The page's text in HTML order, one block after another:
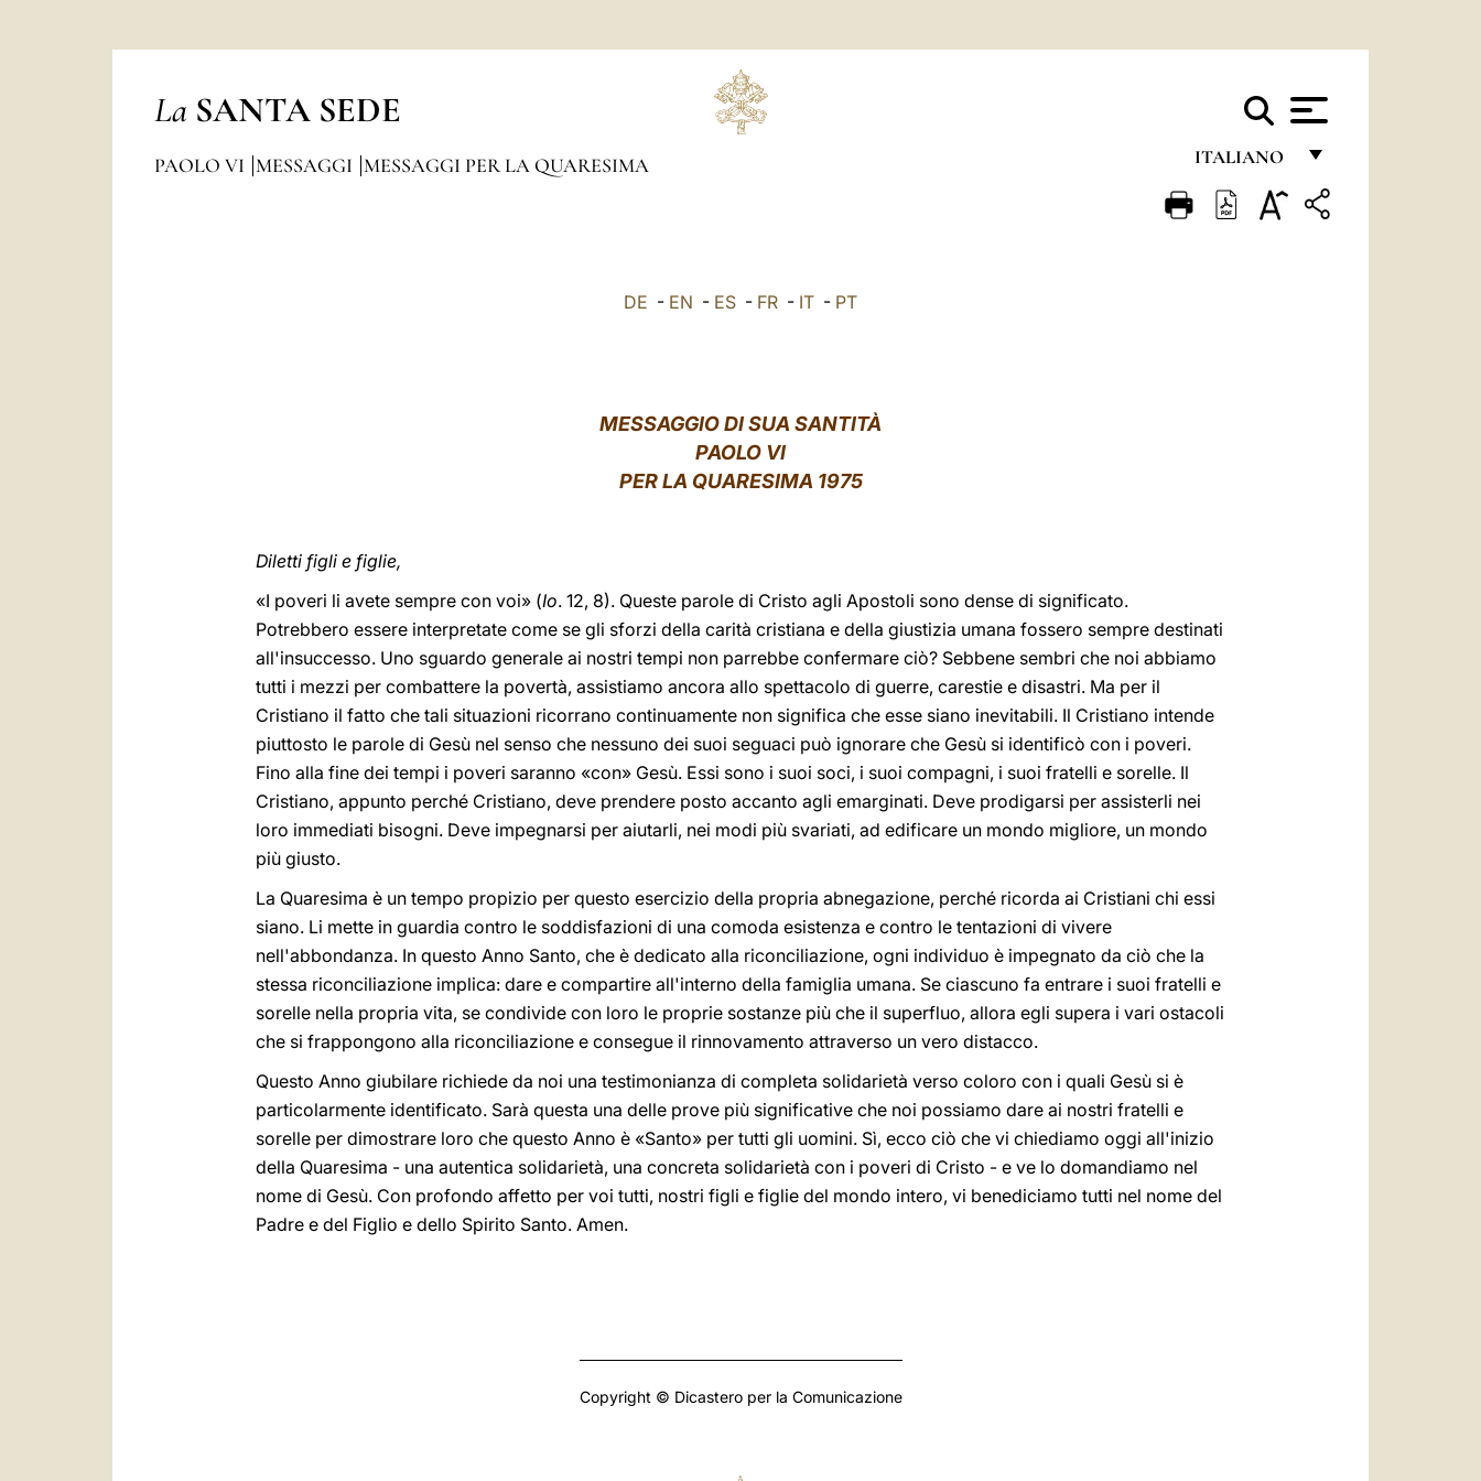
La SANTA SEDE
ITALIANO
FRANÇAIS
PAOLO VI MESSAGGI MESSAGGI PER LA QUARESIMA
DE - EN - ES - FR - IT - PT
MESSAGGIO DI SUA SANTITÀ
PAOLO VI
PER LA QUARESIMA 1975
Diletti figli e figlie,
«I poveri li avete sempre con voi» (Io. 12, 8). Queste parole di Cristo agli Apostoli sono dense di significato.
Potrebbero essere interpretate come se gli sforzi della carità cristiana e della giustizia umana fossero sempre destinati
all'insuccesso. Uno sguardo generale ai nostri tempi non parrebbe confermare ciò? Sebbene sembri che noi abbiamo
tutti i mezzi per combattere la povertà, assistiamo ancora allo spettacolo di guerre, carestie e disastri. Ma per il
Cristiano il fatto che tali situazioni ricorrano continuamente non significa che esse siano inevitabili. Il Cristiano intende
piuttosto le parole di Gesù nel senso che nessuno dei suoi seguaci può ignorare che Gesù si identificò con i poveri.
Fino alla fine dei tempi i poveri saranno «con» Gesù. Essi sono i suoi soci, i suoi compagni, i suoi fratelli e sorelle. Il
Cristiano, appunto perché Cristiano, deve prendere posto accanto agli emarginati. Deve prodigarsi per assisterli nei
loro immediati bisogni. Deve impegnarsi per aiutarli, nei modi più svariati, ad edificare un mondo migliore, un mondo
più giusto.
La Quaresima è un tempo propizio per questo esercizio della propria abnegazione, perché ricorda ai Cristiani chi essi
siano. Li mette in guardia contro le soddisfazioni di una comoda esistenza e contro le tentazioni di vivere
nell'abbondanza. In questo Anno Santo, che è dedicato alla riconciliazione, ogni individuo è impegnato da ciò che la
stessa riconciliazione implica: dare e compartire all'interno della famiglia umana. Se ciascuno fa entrare i suoi fratelli e
sorelle nella propria vita, se condivide con loro le proprie sostanze più che il superfluo, allora egli supera i vari ostacoli
che si frappongono alla riconciliazione e consegue il rinnovamento attraverso un vero distacco.
Questo Anno giubilare richiede da noi una testimonianza di completa solidarietà verso coloro con i quali Gesù si è
particolarmente identificato. Sarà questa una delle prove più significative che noi possiamo dare ai nostri fratelli e
sorelle per dimostrare loro che questo Anno è «Santo» per tutti gli uomini. Sì, ecco ciò che vi chiediamo oggi all'inizio
della Quaresima - una autentica solidarietà, una concreta solidarietà con i poveri di Cristo - e ve lo domandiamo nel
nome di Gesù. Con profondo affetto per voi tutti, nostri figli e figlie del mondo intero, vi benediciamo tutti nel nome del
Padre e del Figlio e dello Spirito Santo. Amen.
Copyright © Dicastero per la Comunicazione